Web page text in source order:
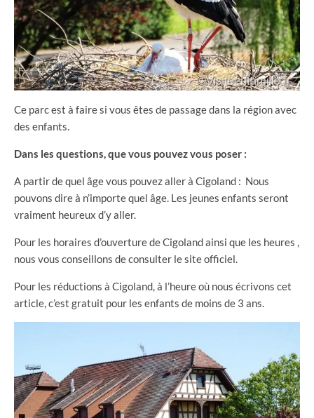
Ce parc est à faire si vous êtes de passage dans la région avec
des enfants.
Dans les questions, que vous pouvez vous poser :
A partir de quel âge vous pouvez aller à Cigoland : Nous
pouvons dire à n’importe quel âge. Les jeunes enfants seront
vraiment heureux d’y aller.
Pour les horaires d’ouverture de Cigoland ainsi que les heures ,
nous vous conseillons de consulter le site officiel.
Pour les réductions à Cigoland, à l’heure où nous écrivons cet
article, c’est gratuit pour les enfants de moins de 3 ans.